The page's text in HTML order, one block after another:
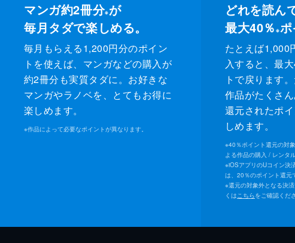
マンガ約2冊分※が
毎月タダで楽しめる。
毎月もらえる1,200円分のポイン
トを使えば、マンガなどの購入が
約2冊分も実質タダに。お好きな
マンガやラノベを、とてもお得に
楽しめます。
※作品によって必要なポイントが異なります。
どれを読ん
最大40％ ※ポ
たとえば1,000
入すると、最
トで戻ります
作品がたくさん
還元されたポ
しめます。
※40％ポイント還元の対
よる作品の購入 / レンタル
※iOSアプリのUコイン決
は、20％のポイント還元
※還元の対象外となる決
くはこちらをご確認くだ